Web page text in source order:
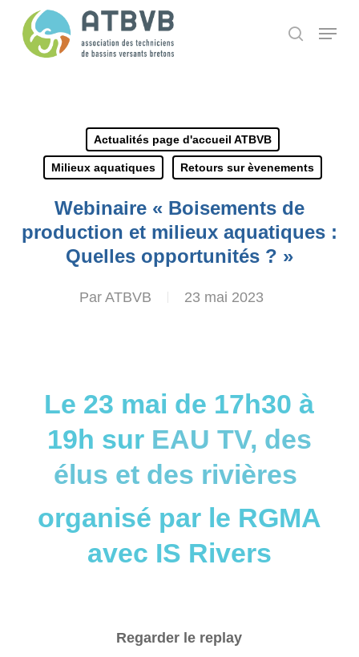
search
Menu
Actualités page d'accueil ATBVB
Milieux aquatiques Retours sur èvenements
Webinaire « Boisements de
production et milieux aquatiques :
Quelles opportunités ? »
Par ATBVB 23 mai 2023
Le 23 mai de 17h30 à
19h sur EAU TV, des
élus et des rivières
organisé par le RGMA
avec IS Rivers
Regarder le replay
Panneau de gestion des cookies